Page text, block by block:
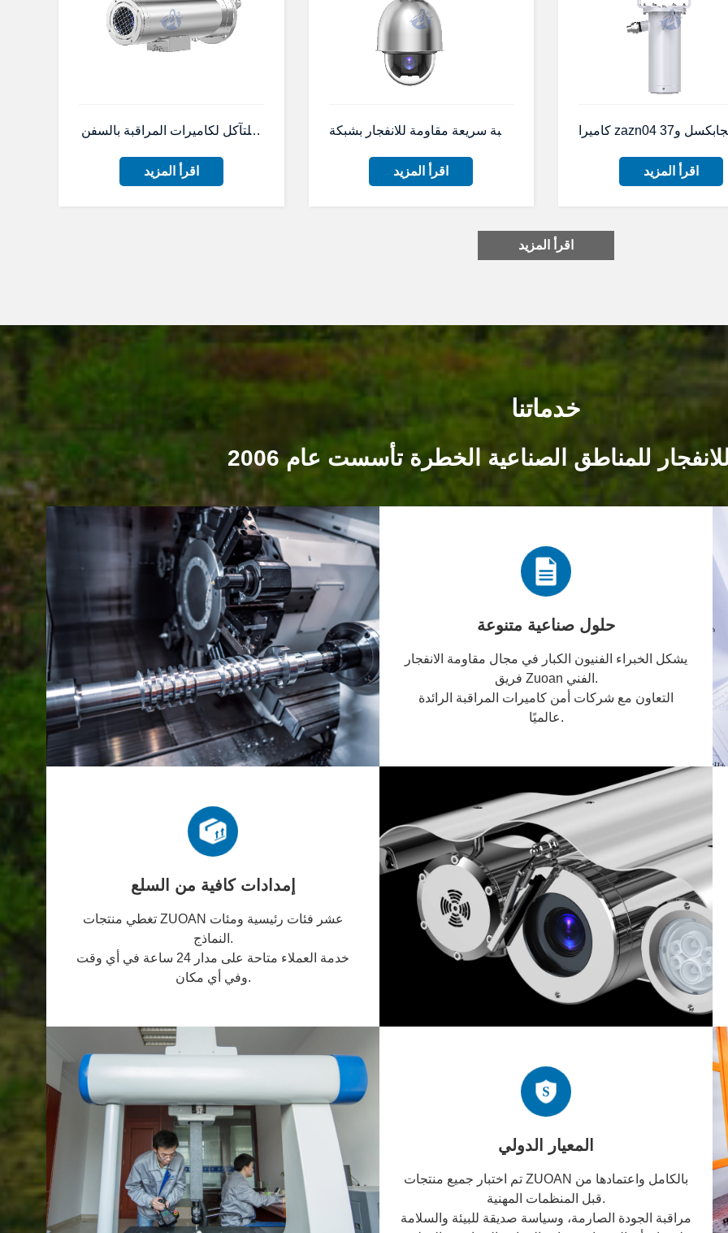
كاميرا تصوير حراري من الفولاذ المقاوم للصدأ مقاومة للتآكل لكاميرات المراقبة بالسفن
اقرأ المزيد اقرأ المزيد اقرأ المزيد
اقرأ المزيد
خدماتنا
للمناطق الصناعية الخطرة تأسست عام 2006
حلول صناعية متنوعة
يشكل الخبراء الفنيون الكبار في مجال مقاومة الانفجار
فريق Zuoan الفني.
التعاون مع شركات أمن كاميرات المراقبة الرائدة
عالميًا.
إمدادات كافية من السلع
تغطي منتجات ZUOAN عشر فئات رئيسية ومئات
النماذج.
خدمة العملاء متاحة على مدار 24 ساعة في أي وقت
وفي أي مكان.
المعيار الدولي
تم اختبار جميع منتجات ZUOAN بالكامل واعتمادها من
قبل المنظمات المهنية.
مراقبة الجودة الصارمة، وسياسة صديقة للبيئة والسلامة